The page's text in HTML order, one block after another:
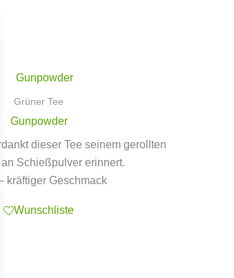
Grüner Tee
Gunpowder
dieser Tee seinem gerollten
an Schießpulver erinnert.
kräftiger Geschmack
Wunschliste